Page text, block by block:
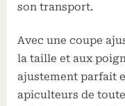
son transport.
Avec une coupe
la taille et aux
ajustement parfait
apiculteurs de